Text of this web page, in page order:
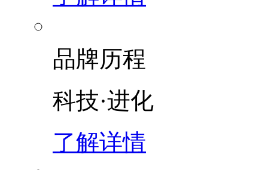
品牌历程
科技·进化
了解详情